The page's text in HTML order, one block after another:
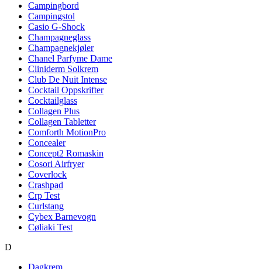
Campingbord
Campingstol
Casio G-Shock
Champagneglass
Champagnekjøler
Chanel Parfyme Dame
Cliniderm Solkrem
Club De Nuit Intense
Cocktail Oppskrifter
Cocktailglass
Collagen Plus
Collagen Tabletter
Comforth MotionPro
Concealer
Concept2 Romaskin
Cosori Airfryer
Coverlock
Crashpad
Crp Test
Curlstang
Cybex Barnevogn
Cøliaki Test
D
Dagkrem